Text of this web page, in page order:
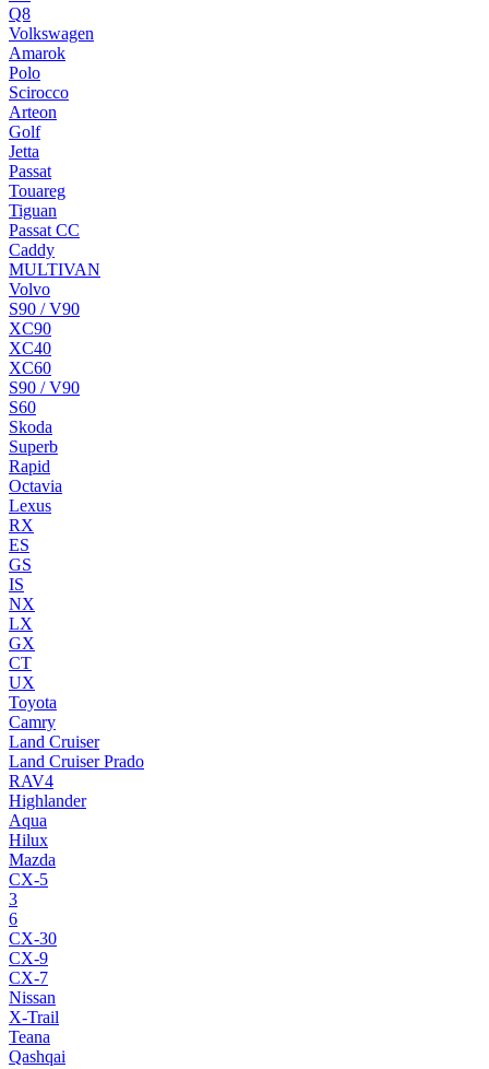
Q8
Volkswagen
Amarok
Polo
Scirocco
Arteon
Golf
Jetta
Passat
Touareg
Tiguan
Passat CC
Caddy
MULTIVAN
Volvo
S90 / V90
XC90
XC40
XC60
S90 / V90
S60
Skoda
Superb
Rapid
Octavia
Lexus
RX
ES
GS
IS
NX
LX
GX
CT
UX
Toyota
Camry
Land Cruiser
Land Cruiser Prado
RAV4
Highlander
Aqua
Hilux
Mazda
CX-5
3
6
CX-30
CX-9
CX-7
Nissan
X-Trail
Teana
Qashqai